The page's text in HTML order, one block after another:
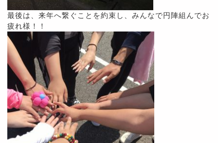
最後は、来年へ繋ぐことを約束し、みんなで円陣組んでお
疲れ様！！